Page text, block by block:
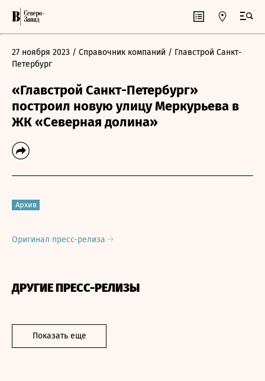
27 ноября 2023 / Справочник компаний / Главстрой Санкт-
Петербург
«Главстрой Санкт-Петербург»
построил новую улицу Меркурьева в
ЖК «Северная долина»
Архив
Оригинал пресс-релиза
ДРУГИЕ ПРЕСС-РЕЛИЗЫ
Показать еще